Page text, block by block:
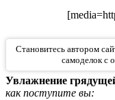
Становитесь автором
самоделок с
Увлажнение
как поступите вы: